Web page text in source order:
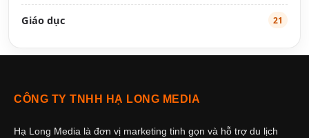
Giáo dục 21
CÔNG TY TNHH HẠ LONG MEDIA
Hạ Long Media là đơn vị marketing tinh gọn và hỗ trợ du lịch